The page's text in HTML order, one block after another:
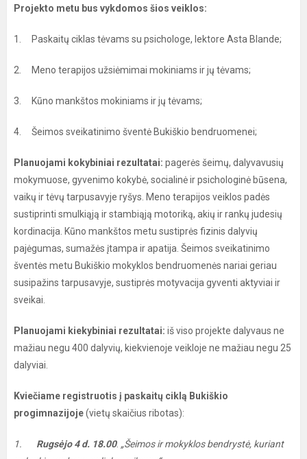
Projekto metu bus vykdomos šios veiklos:
1. Paskaitų ciklas tėvams su psichologe, lektore Asta Blande;
2. Meno terapijos užsiėmimai mokiniams ir jų tėvams;
3. Kūno mankštos mokiniams ir jų tėvams;
4. Šeimos sveikatinimo šventė Bukiškio bendruomenei;
Planuojami kokybiniai rezultatai: pagerės šeimų, dalyvavusių
mokymuose, gyvenimo kokybė, socialinė ir psichologinė būsena,
vaikų ir tėvų tarpusavyje ryšys. Meno terapijos veiklos padės
sustiprinti smulkiąją ir stambiąją motoriką, akių ir rankų judesių
kordinacija. Kūno mankštos metu sustiprės fizinis dalyvių
pajėgumas, sumažės įtampa ir apatija. Šeimos sveikatinimo
šventės metu Bukiškio mokyklos bendruomenės nariai geriau
susipažins tarpusavyje, sustiprės motyvacija gyventi aktyviai ir
sveikai.
Planuojami kiekybiniai rezultatai: iš viso projekte dalyvaus ne
mažiau negu 400 dalyvių, kiekvienoje veikloje ne mažiau negu 25
dalyviai.
Kviečiame registruotis į paskaitų ciklą Bukiškio
progimnazijoje(vietų skaičius ribotas):
1. Rugsėjo 4 d. 18.00. „Šeimos ir mokyklos bendrystė, kuriant